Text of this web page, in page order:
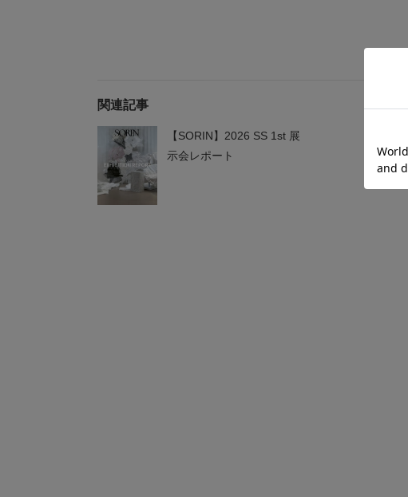
関連記事
【SORIN】2026 SS 1st 展
示会レポート